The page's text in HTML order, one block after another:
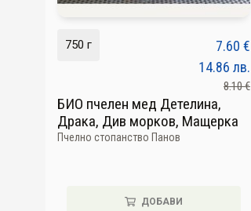
750 г 7.60 €
14.86 лв.
8.10 €
БИО пчелен мед Детелина,
Драка, Див морков, Мащерка
Пчелно стопанство Панов
ДОБАВИ